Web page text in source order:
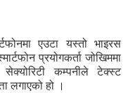
एउटा यस्तो भाइरस
प्रयोगकर्ता जोखिममा
कम्पनीले टेक्स्ट
लगाएको हो ।